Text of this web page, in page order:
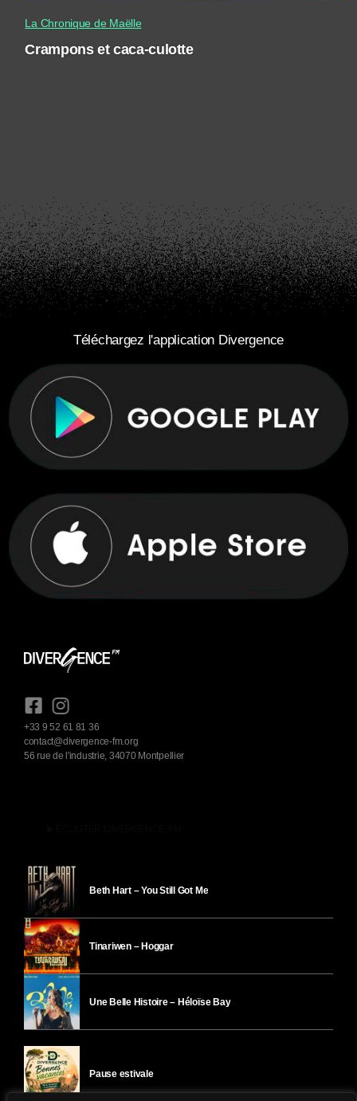
La Chronique de Maëlle
Crampons et caca-culotte
Téléchargez l'application Divergence
+33 9 52 61 81 36
contact@divergence-fm.org
56 rue de l'industrie, 34070 Montpellier
Beth Hart – You Still Got Me
Tinariwen – Hoggar
Une Belle Histoire – Héloïse Bay
Pause estivale